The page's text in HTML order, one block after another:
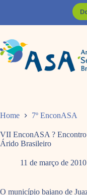
Home 7º EnconASA
VII EnconASA ?
Árido Brasileiro
11 de março de 2010
O município baiano de